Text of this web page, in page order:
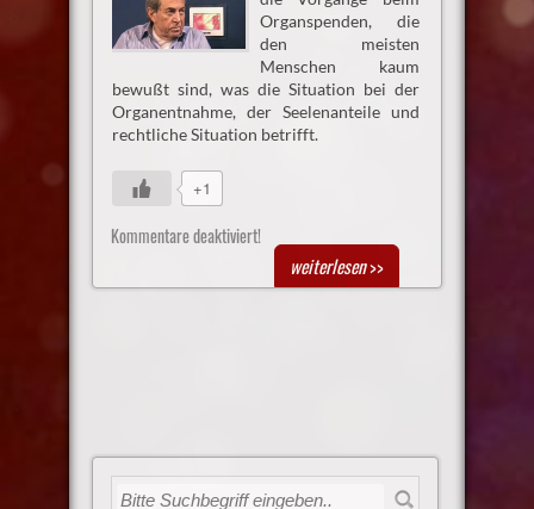
Organspenden, die
den meisten
Menschen kaum
bewußt sind, was die Situation bei der
Organentnahme, der Seelenanteile und
rechtliche Situation betrifft.
+1
Kommentare deaktiviert!
weiterlesen>>